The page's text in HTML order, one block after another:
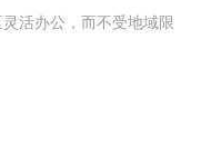
活办公，而不受地域限